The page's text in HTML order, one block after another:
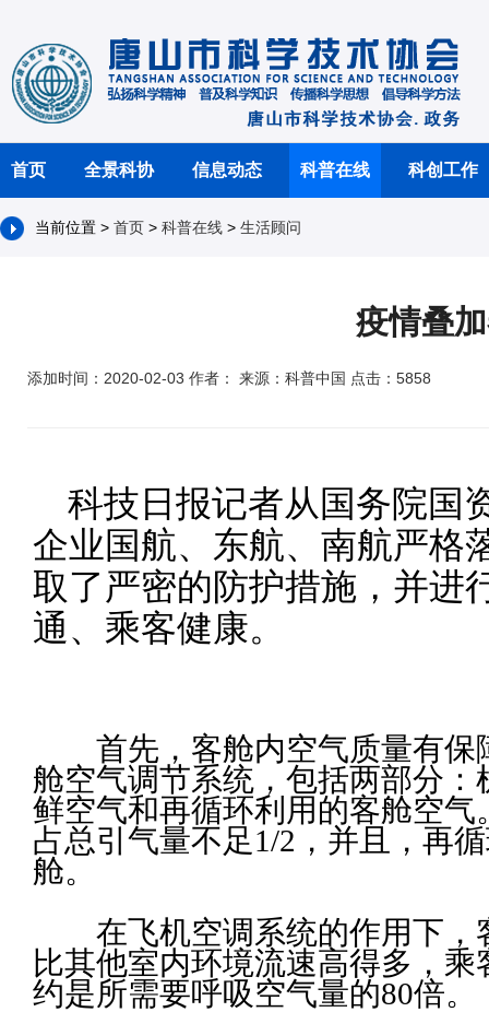
首页 全景科协 信息动态 科普在线 科创工作
当前位置 > 首页 > 科普在线 > 生活顾问
疫情叠
添加时间：2020-02-03 作者： 来源：科普中国 点击：5858
科技日报记者从国务院国
企业国航、东航、南航严格
取了严密的防护措施，并进
通、乘客健康。
首先，客舱内空气质量有保
舱空气调节系统，包括两部分
鲜空气和再循环利用的客舱空
占总引气量不足1/2，并且，再
舱。
在飞机空调系统的作用下，
比其他室内环境流速高得多，
约是所需要呼吸空气量的80倍。